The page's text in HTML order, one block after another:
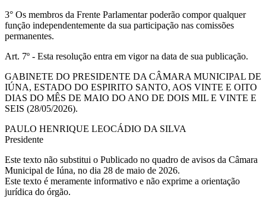
3° Os membros da Frente Parlamentar poderão compor qualquer
função independentemente da sua participação nas comissões
permanentes.
Art. 7º - Esta resolução entra em vigor na data de sua publicação.
GABINETE DO PRESIDENTE DA CÂMARA MUNICIPAL DE
IÚNA, ESTADO DO ESPIRITO SANTO, AOS VINTE E OITO
DIAS DO MÊS DE MAIO DO ANO DE DOIS MIL E VINTE E
SEIS (28/05/2026).
PAULO HENRIQUE LEOCÁDIO DA SILVA
Presidente
Este texto não substitui o Publicado no quadro de avisos da Câmara
Municipal de Iúna, no dia 28 de maio de 2026.
Este texto é meramente informativo e não exprime a orientação
jurídica do órgão.